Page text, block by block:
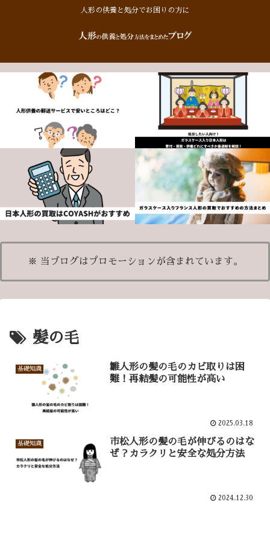
人形の供養と処分でお困りの方に
※ 当ブログはプロモーションが含まれています。
髪の毛
基礎知識
雛人形の髪の毛のカビ取りは困
難！再結髪の可能性が高い
2025.03.18
基礎知識
市松人形の髪の毛が伸びるのはな
ぜ？カラクリと安全な処分方法
2024.12.30